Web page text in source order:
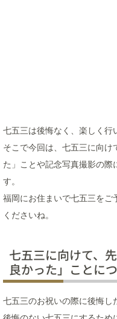
七五三は後悔なく、楽しく行
そこで今回は、七五三に向け
た」ことや記念写真撮影の際
す。
福岡にお住まいで七五三をご
くださいね。
七五三に向けて、
良かった」ことに
七五三のお祝いの際に後悔し